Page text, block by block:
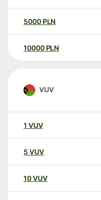
5000 PLN
10000 PLN
VUV
1 VUV
5 VUV
10VUV